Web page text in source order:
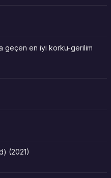
geçen en iyi korku-gerilim
(2021)